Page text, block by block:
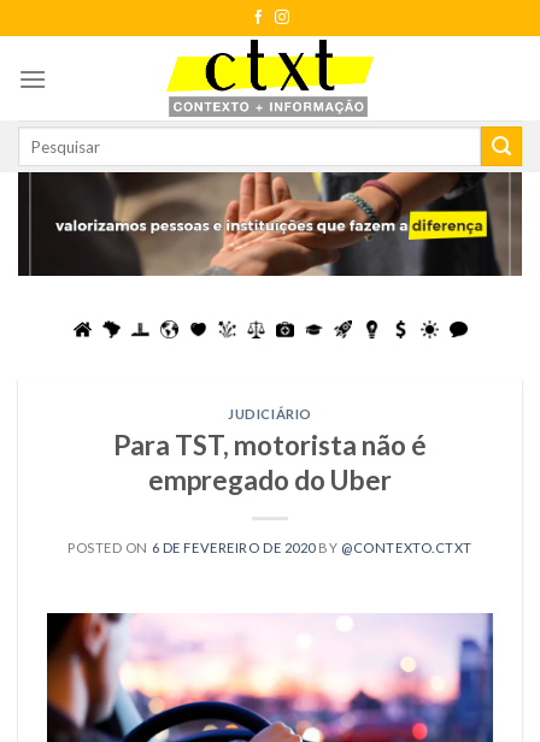
to
content
JUDICIÁRIO
Para TST, motorista não é
empregado do Uber
POSTED ON 6 DE FEVEREIRO DE 2020BY @CONTEXTO.CTXT